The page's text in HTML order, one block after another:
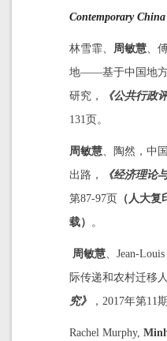
Contemporary China
林雪霏、 周敏慧 、
地——基于中国地方
研究，
《公共行政
131页。
周敏慧 、陶然，中
出路，
《经济理论
第87-97页 （人大复
载）
。
周敏慧 、Jean-
际传递和农村迁移
究》
，2017年第11
Rachel Murphy,